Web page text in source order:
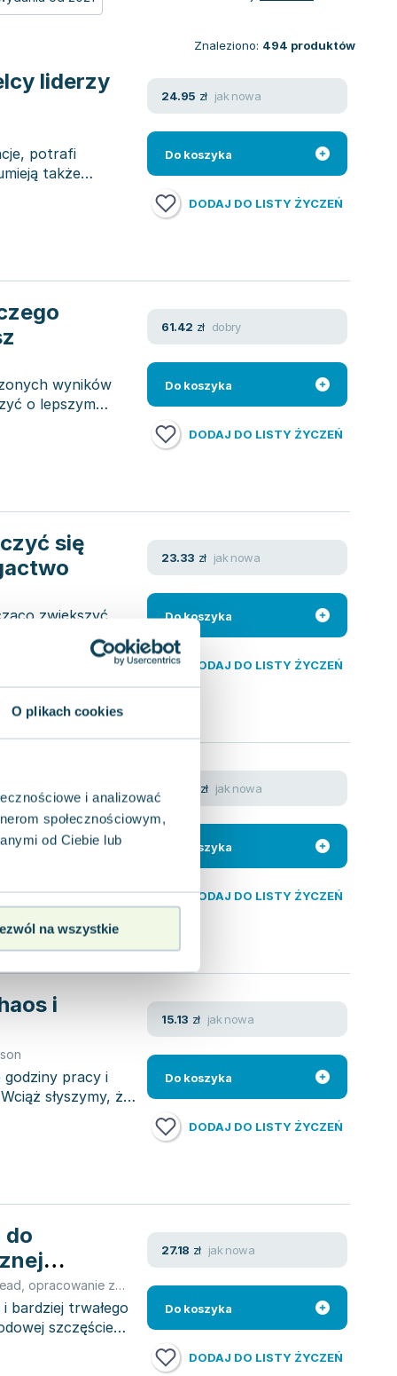
O plikach cookies
i analizować
społecznościowym,
od Ciebie lub
na wszystkie
Znaleziono: 494 produktów
liderzy
potrafi
także
24.95 zł jak nowa
Do koszyka
DODAJ DO LISTY ŻYCZEŃ
wyników
o lepszym
61.42 zł dobry
Do koszyka
DODAJ DO LISTY ŻYCZEŃ
się
zwiększyć
co sprawia, że
23.33 zł jak nowa
Do koszyka
DODAJ DO LISTY ŻYCZEŃ
odrzucić utarte
Zamiast
zł jak nowa
Do koszyka
DODAJ DO LISTY ŻYCZEŃ
i
godziny pracy i
słyszymy, że
15.13 zł jak nowa
Do koszyka
DODAJ DO LISTY ŻYCZEŃ
do
opracowanie zbiorowe
bardziej trwałego
szczęście
27.18 zł jak nowa
Do koszyka
DODAJ DO LISTY ŻYCZEŃ